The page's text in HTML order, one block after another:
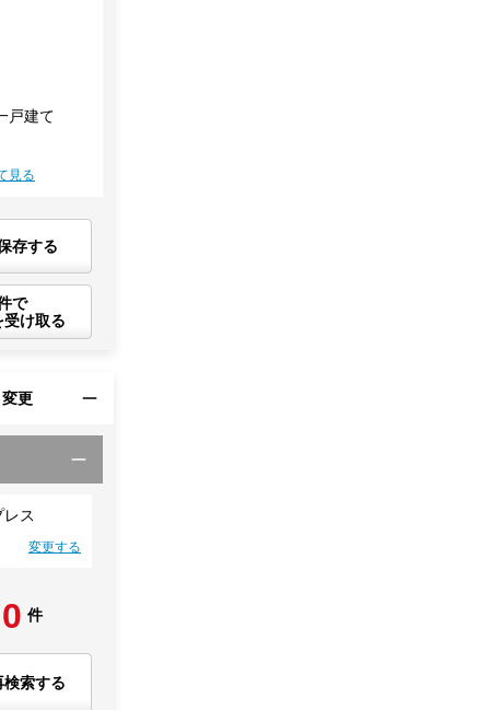
戸建て
見る
存する
で
受け取る
更
ス
変更する
0 件
検索する